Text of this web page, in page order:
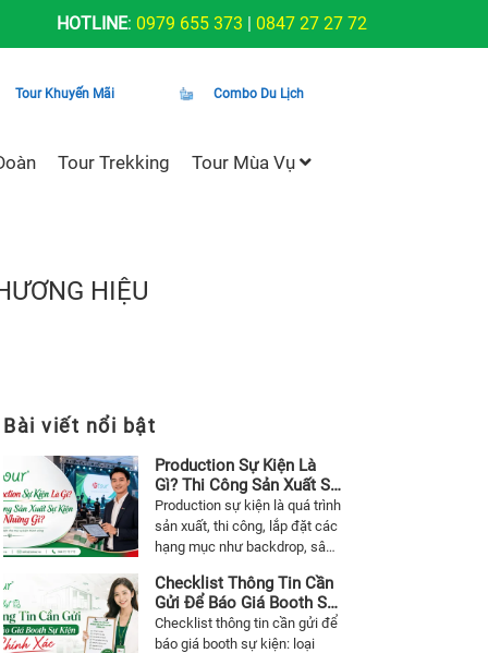
HOTLINE: 0979 655 373 | 0847 27 27 72
Tour Khuyến Mãi Combo Du Lịch
Tour Trekking Tour Mùa Vụ
HIỆU
Bài viết nổi bật
Production Sự Kiện Là
Gì? Thi Công Sản Xuất Sự
Kiện Gồm Những Gì?
Production sự kiện là quá trình
sản xuất, thi công, lắp đặt các
hạng mục như backdrop, sân
chào, photo booth, decor và
không gian sự kiện.
Checklist Thông Tin Cần
Gửi Để Báo Giá Booth Sự
Kiện Chính Xác
Checklist thông tin cần gửi để
báo giá booth sự kiện: loại